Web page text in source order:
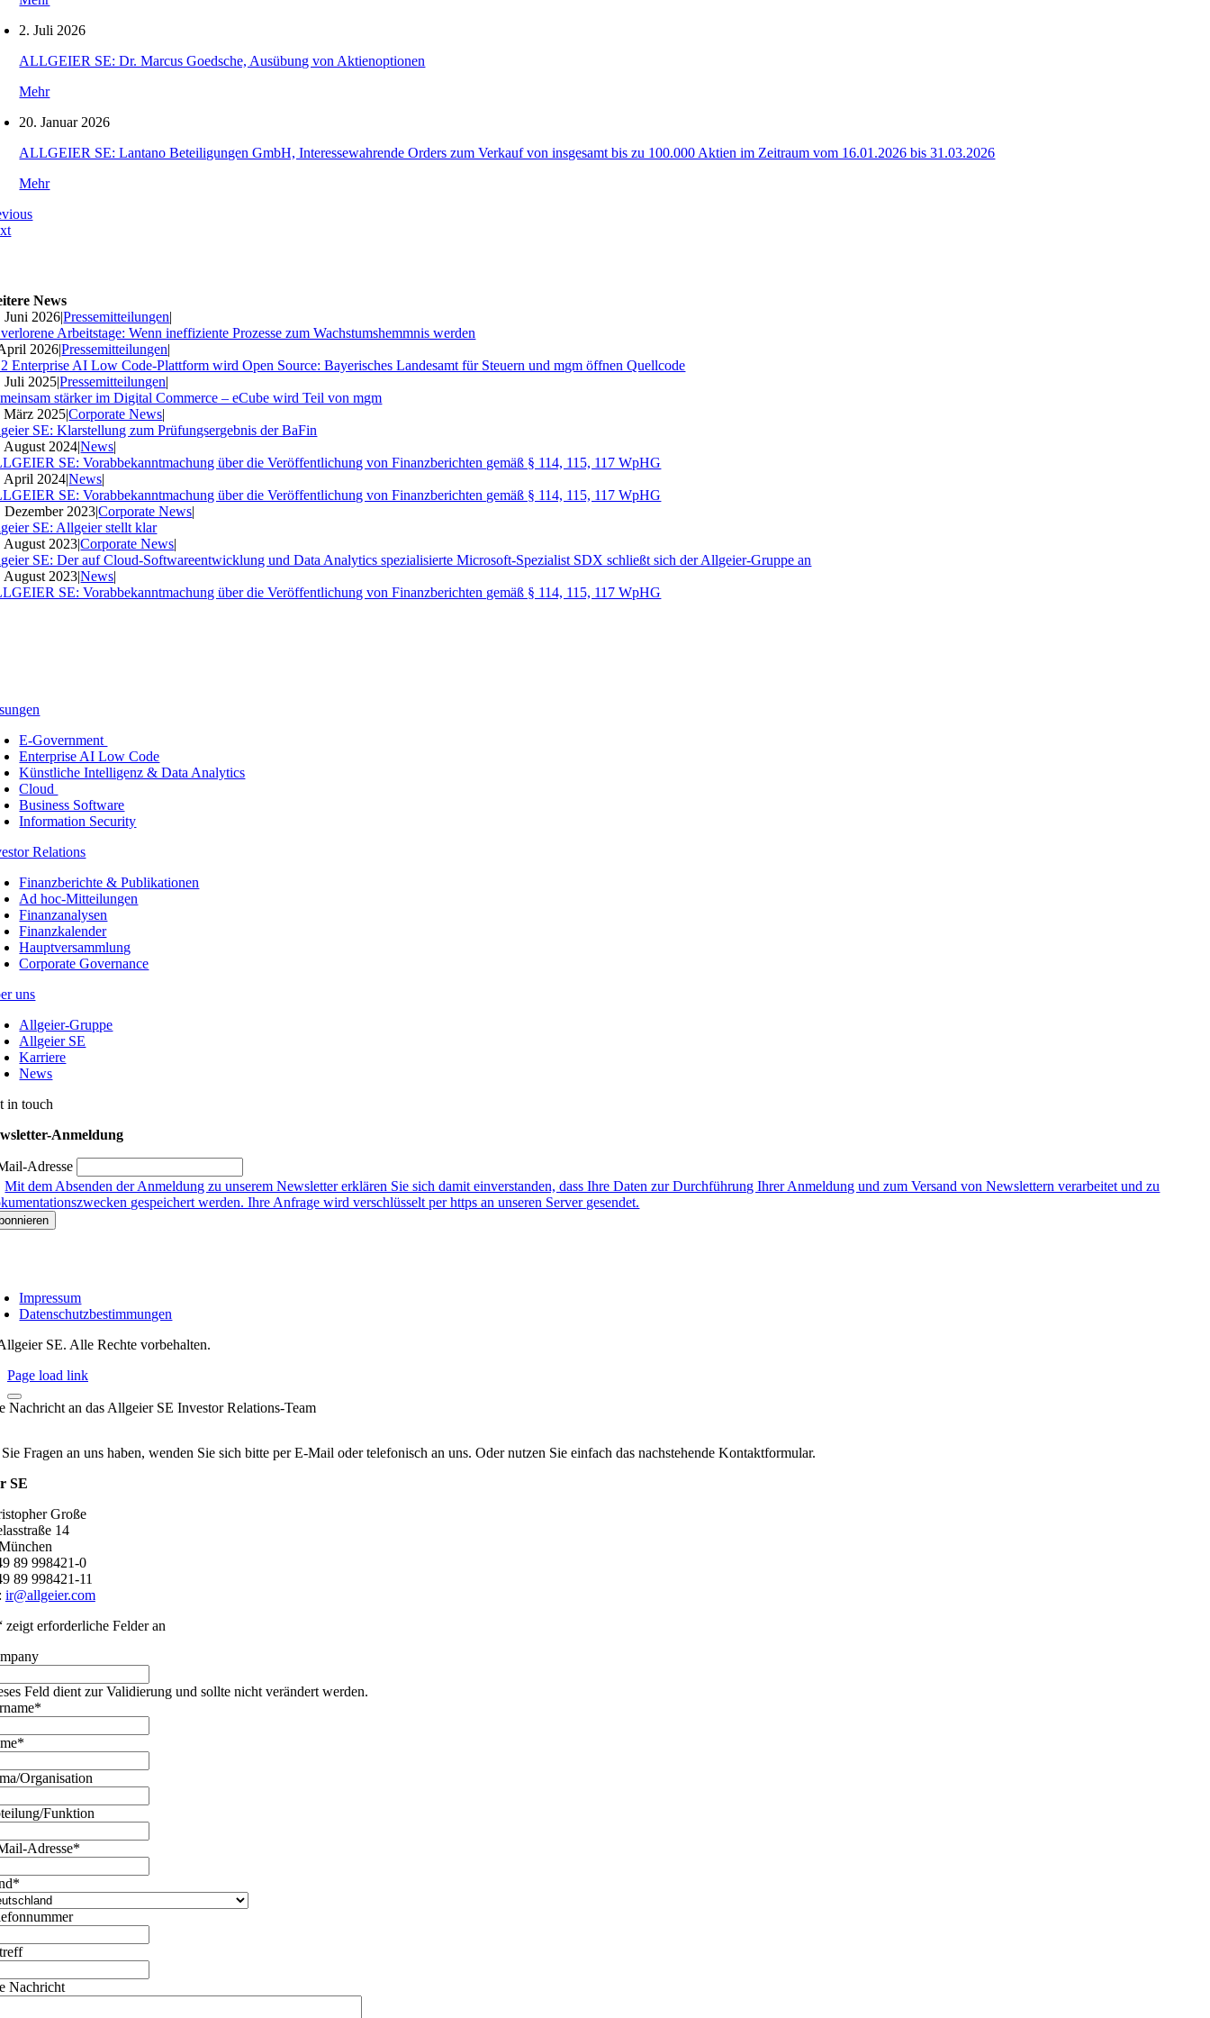
2. Juli 2026
ALLGEIER SE: Dr. Marcus Goedsche, Ausübung von Aktienoptionen
Mehr
20. Januar 2026
ALLGEIER SE: Lantano Beteiligungen GmbH, Interessewahrende Orders zum Verkauf von insgesamt bis zu 100.000 Aktien im Zeitraum vom 16.01.2026 bis 31.03.2026
Mehr
News
Juni 2026|Pressemitteilungen|
Arbeitstage: Wenn ineffiziente Prozesse zum Wachstumshemmnis werden
2026|Pressemitteilungen|
Enterprise AI Low Code-Plattform wird Open Source: Bayerisches Landesamt für Steuern und mgm öffnen Quellcode
Juli 2025|Pressemitteilungen|
stärker im Digital Commerce – eCube wird Teil von mgm
März 2025|Corporate News|
SE: Klarstellung zum Prüfungsergebnis der BaFin
August 2024|News|
SE: Vorabbekanntmachung über die Veröffentlichung von Finanzberichten gemäß § 114, 115, 117 WpHG
April 2024|News|
SE: Vorabbekanntmachung über die Veröffentlichung von Finanzberichten gemäß § 114, 115, 117 WpHG
Dezember 2023|Corporate News|
SE: Allgeier stellt klar
August 2023|Corporate News|
SE: Der auf Cloud-Softwareentwicklung und Data Analytics spezialisierte Microsoft-Spezialist SDX schließt sich der Allgeier-Gruppe an
August 2023|News|
SE: Vorabbekanntmachung über die Veröffentlichung von Finanzberichten gemäß § 114, 115, 117 WpHG
E-Government
Enterprise AI Low Code
Künstliche Intelligenz & Data Analytics
Cloud
Business Software
Information Security
Relations
Finanzberichte & Publikationen
Ad hoc-Mitteilungen
Finanzanalysen
Finanzkalender
Hauptversammlung
Corporate Governance
uns
Allgeier-Gruppe
Allgeier SE
Karriere
News
in touch
Anmeldung
Adresse
Mit dem Absenden der Anmeldung zu unserem Newsletter erklären Sie sich damit einverstanden, dass Ihre Daten zur Durchführung Ihrer Anmeldung und zum Versand von Newslettern verarbeitet und zu
gespeichert werden. Ihre Anfrage wird verschlüsselt per https an unseren Server gesendet.
Impressum
Datenschutzbestimmungen
SE. Alle Rechte vorbehalten.
Page load link
Nachricht an das Allgeier SE Investor Relations-Team
Fragen an uns haben, wenden Sie sich bitte per E-Mail oder telefonisch an uns. Oder nutzen Sie einfach das nachstehende Kontaktformular.
SE
Große
14
89 998421-0
89 998421-11
ir@allgeier.com
zeigt erforderliche Felder an
Feld dient zur Validierung und sollte nicht verändert werden.
*
*
Organisation
Funktion
Adresse*
*
Nachricht